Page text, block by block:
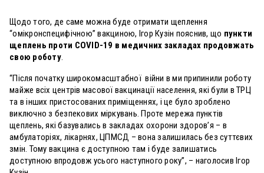
Щодо того, де саме можна буде отримати щеплення
“омікронспецифічною” вакциною, Ігор Кузін пояснив, що пункти
щеплень проти COVID-19 в медичних закладах продовжать
свою роботу.
“Після початку широкомасштабної війни в ми припинили роботу
майже всіх центрів масової вакцинації населення, які були в ТРЦ
та в інших пристосованих приміщеннях, і це було зроблено
виключно з безпекових міркувань. Проте мережа пунктів
щеплень, які базувались в закладах охорони здоров’я – в
амбулаторіях, лікарнях, ЦПМСД – вона залишилась без суттєвих
змін. Тому вакцина є доступною там і буде залишатись
доступною впродовж усього наступного року”, – наголосив Ігор